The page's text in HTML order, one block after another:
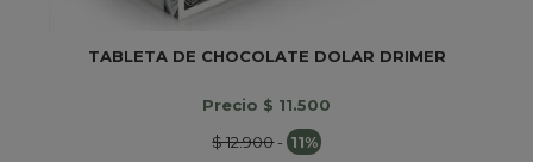
TABLETA DE CHOCOLATE DOLAR DRIMER
Precio $ 11.500
$ 12.900- 11%